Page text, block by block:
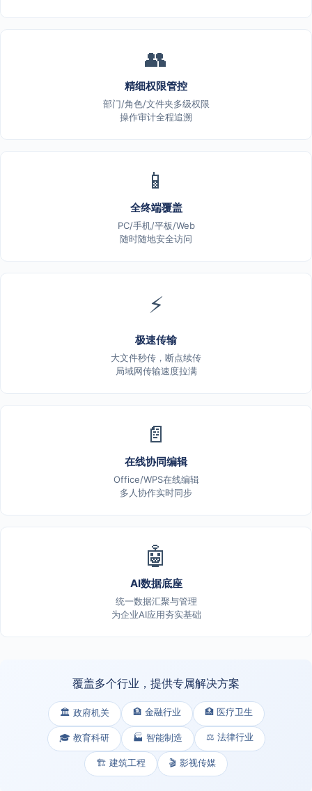
👥
精细权限管控
部门/角色/文件夹多级权限
操作审计全程追溯
📱
全终端覆盖
PC/手机/平板/Web
随时随地安全访问
⚡
极速传输
大文件秒传，断点续传
局域网传输速度拉满
📄
在线协同编辑
Office/WPS在线编辑
多人协作实时同步
🤖
AI数据底座
统一数据汇聚与管理
为企业AI应用夯实基础
覆盖多个行业，提供专属解决方案
🏛️ 政府机关 🏦 金融行业 🏥 医疗卫生
🎓 教育科研 🏭 智能制造 ⚖️ 法律行业
🏗️ 建筑工程 🎬 影视传媒